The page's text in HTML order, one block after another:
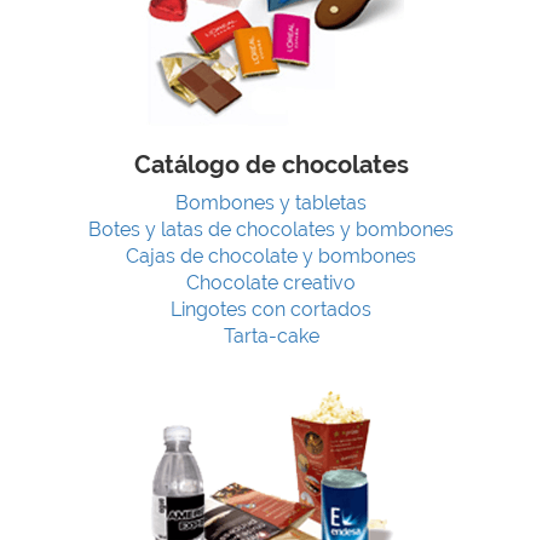
Catálogo de chocolates
Bombones y tabletas
Botes y latas de chocolates y bombones
Cajas de chocolate y bombones
Chocolate creativo
Lingotes con cortados
Tarta-cake